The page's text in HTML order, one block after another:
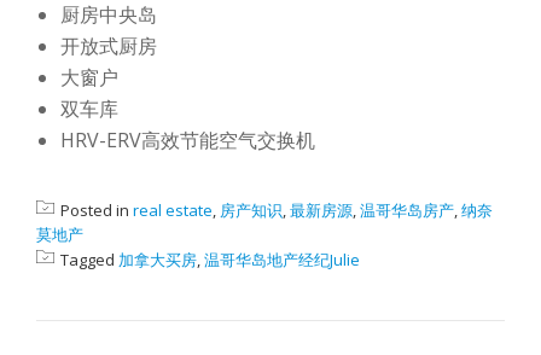
厨房中央岛
开放式厨房
大窗户
双车库
HRV-ERV高效节能空气交换机
Posted in real estate, 房产知识,最新房源,温哥华岛房产,纳奈
莫地产
Tagged 加拿大买房,温哥华岛地产经纪Julie